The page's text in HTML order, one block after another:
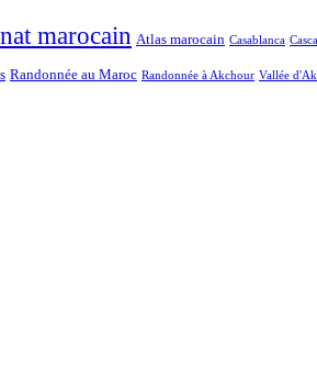
marocain Atlas marocain Casablanca
Randonnée au Maroc Randonnée à Akchour Vallée